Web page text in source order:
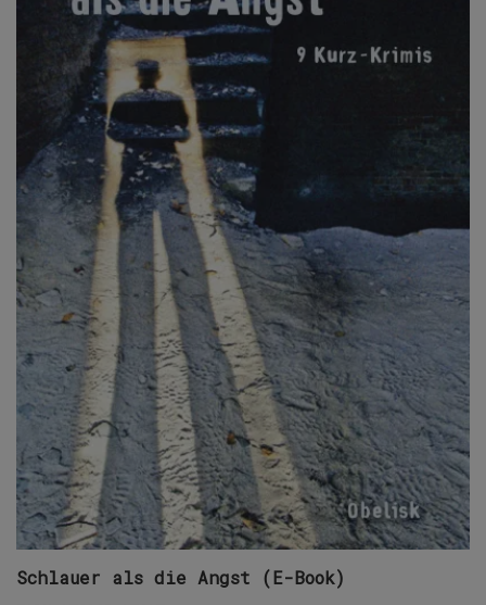
Schlauer als die Angst (E-Book)